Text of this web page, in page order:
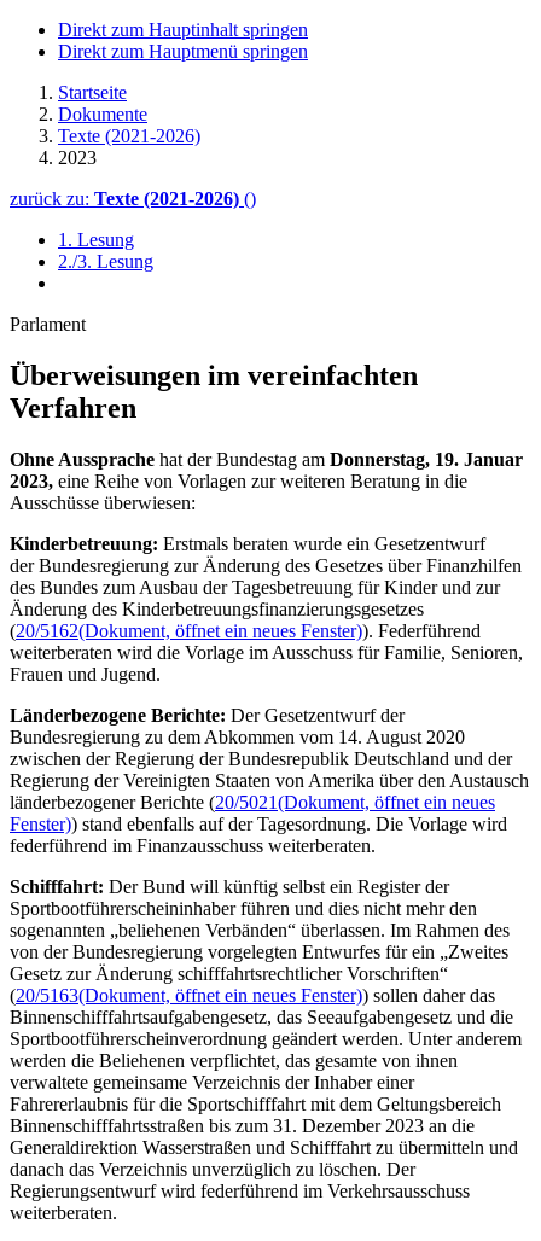
Direkt zum Hauptinhalt springen
Direkt zum Hauptmenü springen
Startseite
Dokumente
Texte (2021-2026)
2023
zurück zu: Texte (2021-2026) ()
1. Lesung
2./3. Lesung
Parlament
Überweisungen im vereinfachten
Verfahren
Ohne Aussprache hat der Bundestag am Donnerstag, 19. Januar
2023, eine Reihe von Vorlagen zur weiteren Beratung in die
Ausschüsse überwiesen:
Kinderbetreuung: Erstmals beraten wurde ein Gesetzentwurf
der Bundesregierung zur Änderung des Gesetzes über Finanzhilfen
des Bundes zum Ausbau der Tagesbetreuung für Kinder und zur
Änderung des Kinderbetreuungsfinanzierungsgesetzes
(20/5162(Dokument, öffnet ein neues Fenster)). Federführend
weiterberaten wird die Vorlage im Ausschuss für Familie, Senioren,
Frauen und Jugend.
Länderbezogene Berichte: Der Gesetzentwurf der
Bundesregierung zu dem Abkommen vom 14. August 2020
zwischen der Regierung der Bundesrepublik Deutschland und der
Regierung der Vereinigten Staaten von Amerika über den Austausch
länderbezogener Berichte (20/5021(Dokument, öffnet ein neues
Fenster)) stand ebenfalls auf der Tagesordnung. Die Vorlage wird
federführend im Finanzausschuss weiterberaten.
Schifffahrt: Der Bund will künftig selbst ein Register der
Sportbootführerscheininhaber führen und dies nicht mehr den
sogenannten „beliehenen Verbänden“ überlassen. Im Rahmen des
von der Bundesregierung vorgelegten Entwurfes für ein „Zweites
Gesetz zur Änderung schifffahrtsrechtlicher Vorschriften“
(20/5163(Dokument, öffnet ein neues Fenster)) sollen daher das
Binnenschifffahrtsaufgabengesetz, das Seeaufgabengesetz und die
Sportbootführerscheinverordnung geändert werden. Unter anderem
werden die Beliehenen verpflichtet, das gesamte von ihnen
verwaltete gemeinsame Verzeichnis der Inhaber einer
Fahrererlaubnis für die Sportschifffahrt mit dem Geltungsbereich
Binnenschifffahrtsstraßen bis zum 31. Dezember 2023 an die
Generaldirektion Wasserstraßen und Schifffahrt zu übermitteln und
danach das Verzeichnis unverzüglich zu löschen. Der
Regierungsentwurf wird federführend im Verkehrsausschuss
weiterberaten.